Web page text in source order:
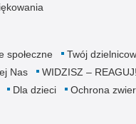
społeczne
Twój
Nas
WIDZISZ – REAGUJ!
Dla dzieci Ochrona